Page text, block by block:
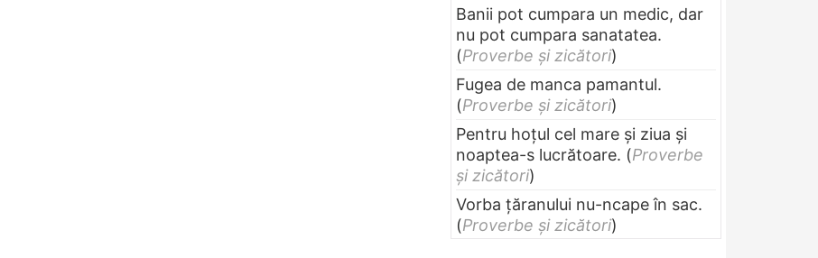
Banii pot cumpara un medic, dar
nu pot cumpara sanatatea.
(Proverbe și zicători)
Fugea de manca pamantul.
(Proverbe și zicători)
Pentru hoţul cel mare şi ziua şi
noaptea-s lucrătoare. (Proverbe
și zicători)
Vorba ţăranului nu-ncape în sac.
(Proverbe și zicători)